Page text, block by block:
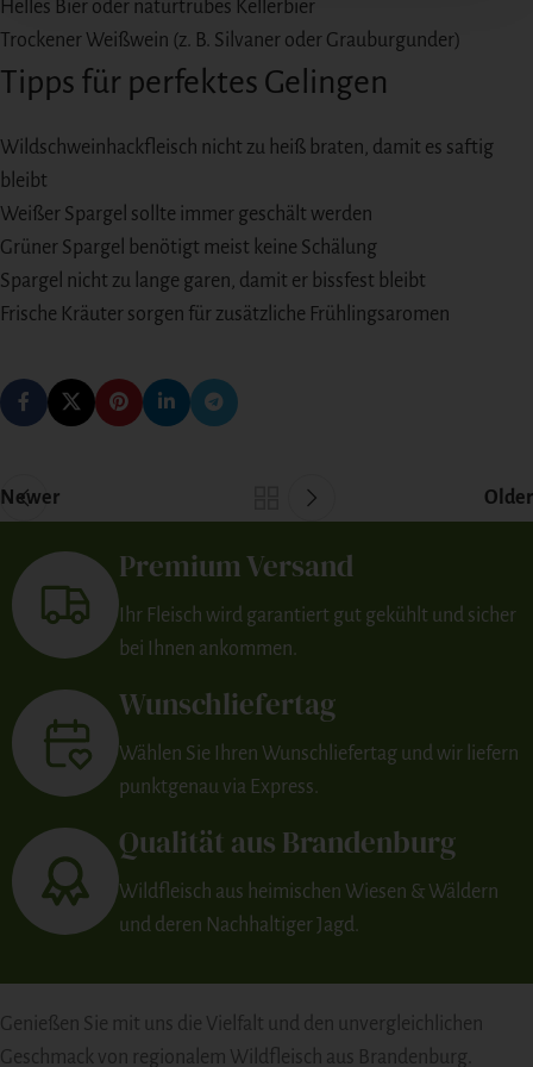
Helles Bier oder natürtrübes Kellerbier
Trockener Weißwein (z. B. Silvaner oder Grauburgunder)
Tipps für perfektes Gelingen
Wildschweinhackfleisch nicht zu heiß braten, damit es saftig
bleibt
Weißer Spargel sollte immer geschält werden
Grüner Spargel benötigt meist keine Schälung
Spargel nicht zu lange garen, damit er bissfest bleibt
Frische Kräuter sorgen für zusätzliche Frühlingsaromen
Newer Older
Premium Versand
Ihr Fleisch wird garantiert gut gekühlt und sicher
bei Ihnen ankommen.
Wunschliefertag
Wählen Sie Ihren Wunschliefertag und wir liefern
punktgenau via Express.
Qualität aus Brandenburg
Wildfleisch aus heimischen Wiesen & Wäldern
und deren Nachhaltiger Jagd.
Genießen Sie mit uns die Vielfalt und den unvergleichlichen
Geschmack von regionalem Wildfleisch aus Brandenburg.